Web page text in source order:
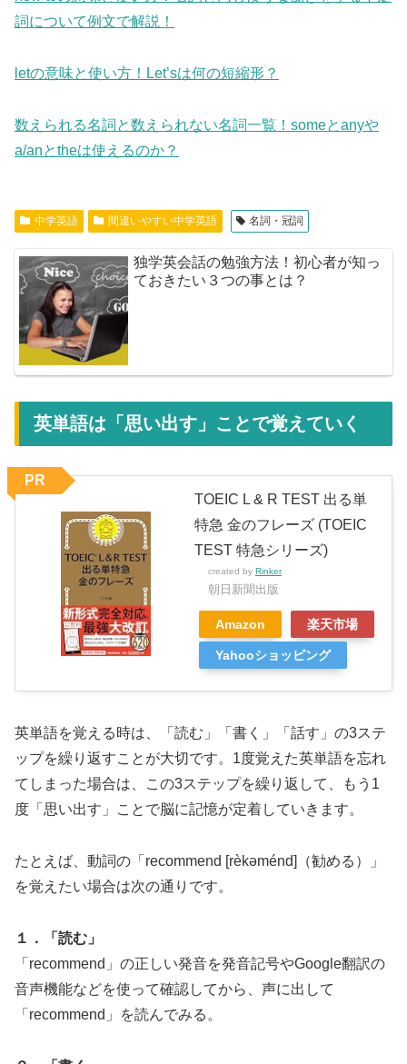
詞について例文で解説！
letの意味と使い方！Let’sは何の短縮形？
数えられる名詞と数えられない名詞一覧！someとanyや
a/anとtheは使えるのか？
中学英語 間違いやすい中学英語 名詞・冠詞
独学英会話の勉強方法！初心者が知っ
ておきたい３つの事とは？
英単語は「思い出す」ことで覚えていく
TOEIC L & R TEST 出る単
特急 金のフレーズ (TOEIC
TEST 特急シリーズ)
created by Rinker
朝日新聞出版
Amazon 楽天市場
Yahooショッピング
PR
英単語を覚える時は、「読む」「書く」「話す」の3ステ
ップを繰り返すことが大切です。1度覚えた英単語を忘れ
てしまった場合は、この3ステップを繰り返して、もう1
度「思い出す」ことで脳に記憶が定着していきます。
たとえば、動詞の「recommend [rèkəménd]（勧める）」
を覚えたい場合は次の通りです。
１．「読む」
「recommend」の正しい発音を発音記号やGoogle翻訳の
音声機能などを使って確認してから、声に出して
「recommend」を読んでみる。